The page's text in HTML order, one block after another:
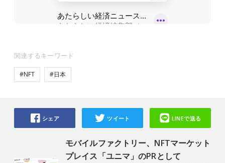
関連するキーワード
#NFT #日本
モバイルファクトリー、NFTマーケット
プレイス「ユニマ」のPRとして
シェア ツイート LINEで送る